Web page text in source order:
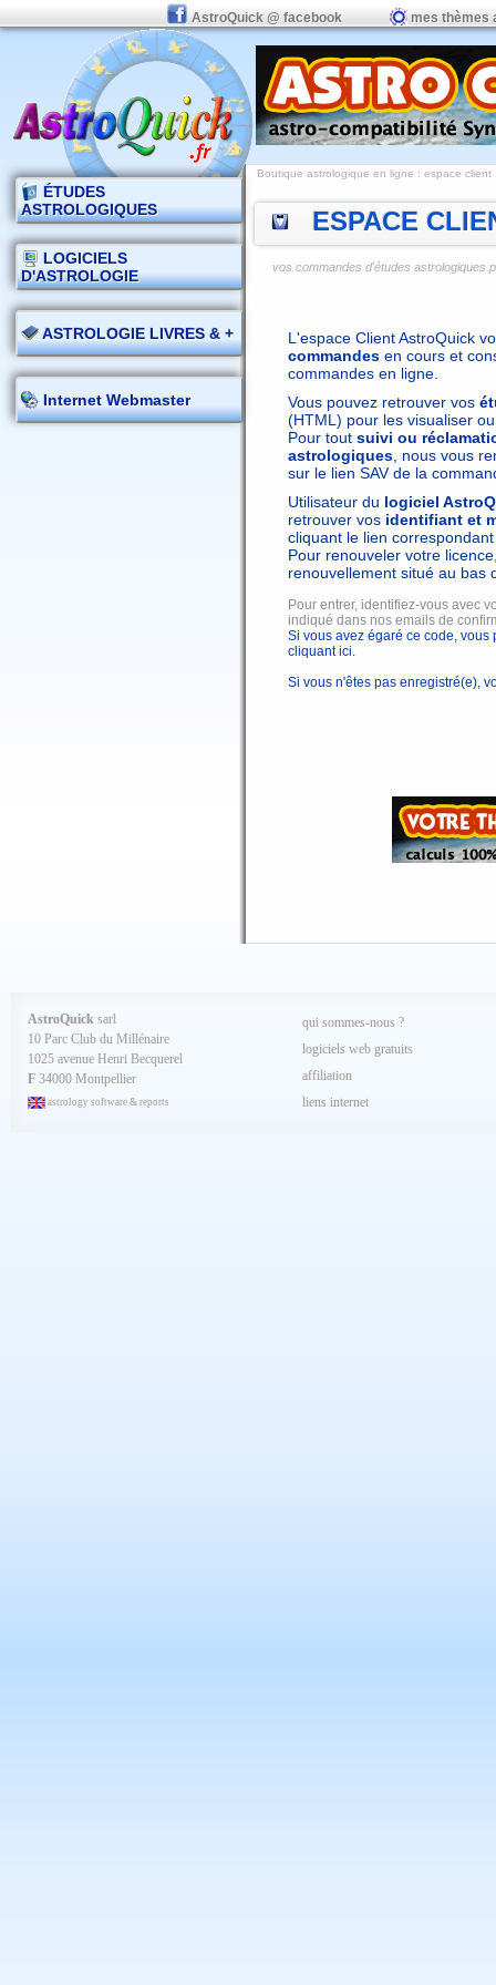
AstroQuick @ facebook mes thèmes
ÉTUDES
ASTROLOGIQUES
LOGICIELS
D'ASTROLOGIE
ASTROLOGIE LIVRES & +
Internet Webmaster
Boutique astrologique en ligne : espace client
ESPACE
vos commandes d'études astrologiques
L'espace Client AstroQuick
commandes en cours et
commandes en ligne.
Vous pouvez retrouver vos
(HTML) pour les visualiser
Pour tout suivi ou
astrologiques , nous vous
sur le lien SAV de la
Utilisateur du logiciel
retrouver vos identifiant et
cliquant le lien
Pour renouveler votre
renouvellement situé au bas
Pour entrer, identifiez-vous avec
indiqué dans nos emails de
Si vous avez égaré ce code,
cliquant ici.
Si vous n'êtes pas enregistré(e),
AstroQuick sarl
10 Parc Club du Millénaire
1025 avenue Henri Becquerel
F 34000 Montpellier
astrology software & reports
qui sommes-nous ?
logiciels web gratuits
affiliation
liens internet